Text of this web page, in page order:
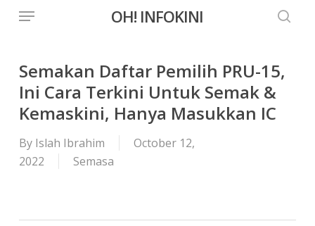
content
OH! INFOKINI
Menu
Semakan Daftar Pemilih PRU-15,
Ini Cara Terkini Untuk Semak &
Kemaskini, Hanya Masukkan IC
By Islah Ibrahim
October 12,
2022
Semasa